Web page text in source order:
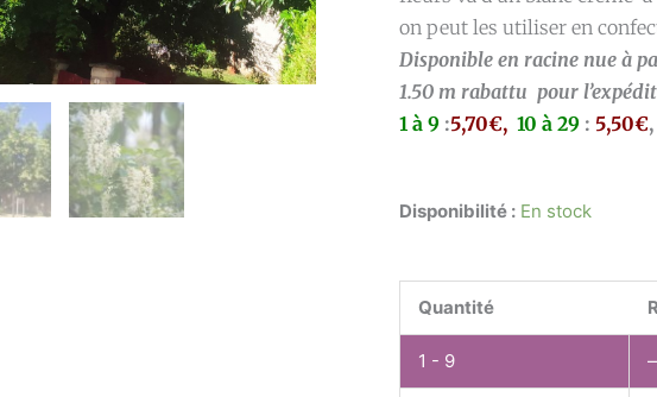
on peut les utiliser en
Disponible en racine nue à
1.50 m rabattu pour
1 à 9 :5,70€, 10 à 29 : 5,50€,
Disponibilité : En stock
Quantité
1 - 9
quantité
japonica